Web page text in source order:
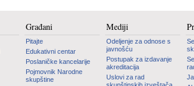
Građani
Pitajte
Edukativni centar
Poslaničke kancelarije
Pojmovnik Narodne
skupštine
Mediji
Odeljenje za odnose s
javnošću
Postupak za izdavanje
akreditacija
Uslovi za rad